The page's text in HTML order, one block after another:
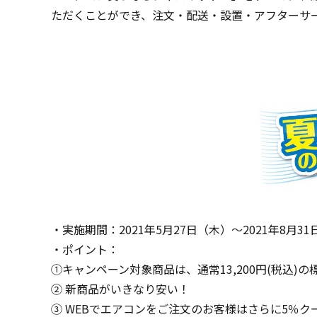
ただくことができ、注文・配送・設置・アフター
・実施期間：2021年5月27日（木）～2021年8月31
・ポイント：
①キャンペーン対象商品は、通常13,200円(税込)の
② 新商品がいきなり安い！
③ WEBでエアコンをご注文のお客様はさらに5％ク